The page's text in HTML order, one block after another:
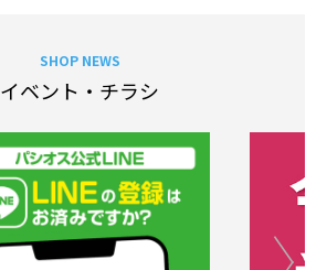
SHOP NEWS
イベント・チラシ